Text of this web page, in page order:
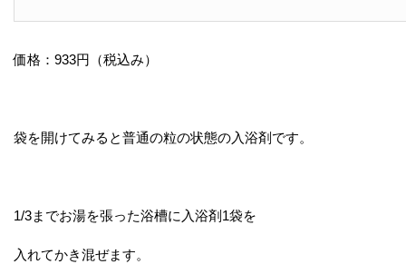
価格：933円（税込み）
袋を開けてみると普通の粒の状態の入浴剤です。
1/3までお湯を張った浴槽に入浴剤1袋を
入れてかき混ぜます。